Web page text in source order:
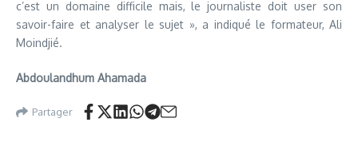
c’est un domaine difficile mais, le journaliste doit user son
savoir-faire et analyser le sujet », a indiqué le formateur, Ali
Moindjié.
Abdoulandhum Ahamada
Partager